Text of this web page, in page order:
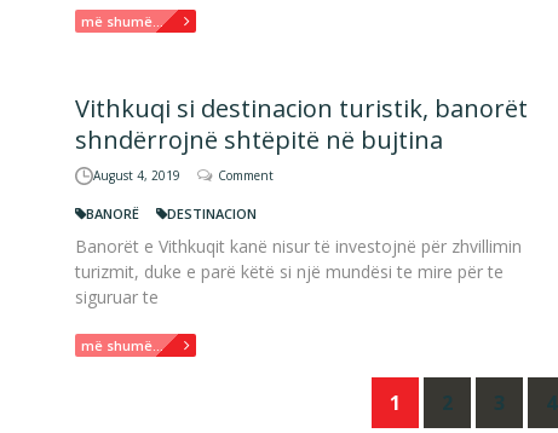
më shumë...
Vithkuqi si destinacion turistik, banorët
shndërrojnë shtëpitë në bujtina
August 4, 2019 Comment
BANORË DESTINACION
Banorët e Vithkuqit kanë nisur të investojnë për zhvillimin
turizmit, duke e parë këtë si një mundësi te mire për te
siguruar te
më shumë...
1 2 3 4